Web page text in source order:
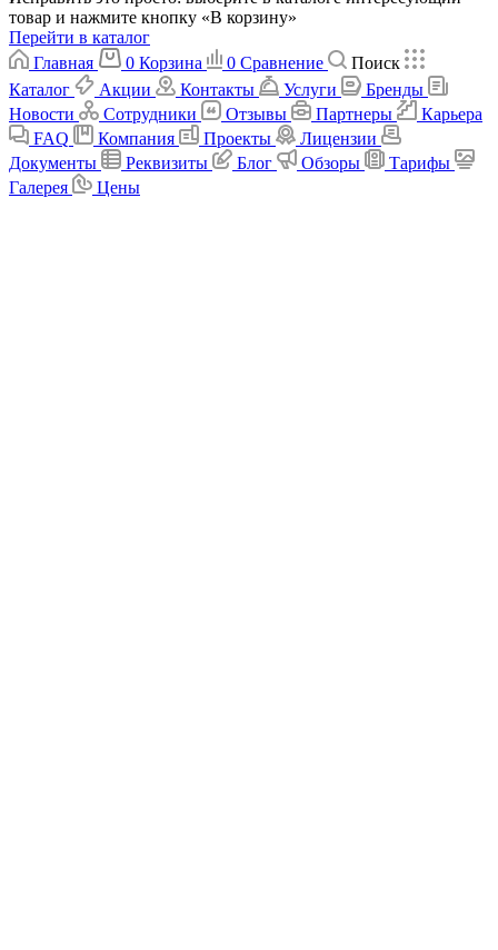
товар и нажмите кнопку «В корзину»
Перейти в каталог
Главная
0 Корзина 0 Сравнение
Поиск
Каталог
Акции Контакты Услуги
Бренды
Новости
Сотрудники Отзывы Партнеры
Карьера
FAQ
Компания Проекты
Лицензии
Документы
Реквизиты Блог Обзоры
Тарифы
Галерея
Цены